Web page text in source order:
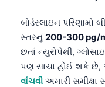
બોર્ડરલાઇન
સ્તરનું 200-300 pg/
છતાં ન્યુરોપેથી,
પણ સાચા હોઈ શકે છે,
વાંચવીઅમારી સમીક્ષા
Bahasa
Հայերեն
Íslenska
Српски језик